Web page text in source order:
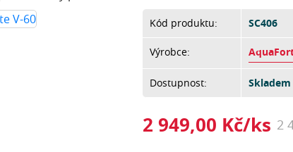
Kód produktu: SC406
Výrobce:
Dostupnost:
2 949,00 Kč/ks 2